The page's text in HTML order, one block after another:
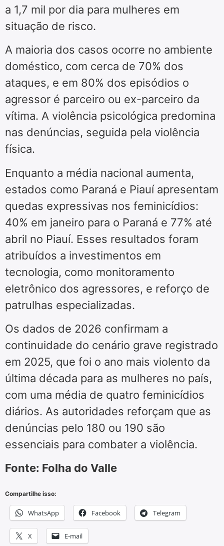
a 1,7 mil por dia para mulheres em
situação de risco.
A maioria dos casos ocorre no ambiente
doméstico, com cerca de 70% dos
ataques, e em 80% dos episódios o
agressor é parceiro ou ex-parceiro da
vítima. A violência psicológica predomina
nas denúncias, seguida pela violência
física.
Enquanto a média nacional aumenta,
estados como Paraná e Piauí apresentam
quedas expressivas nos feminicídios:
40% em janeiro para o Paraná e 77% até
abril no Piauí. Esses resultados foram
atribuídos a investimentos em
tecnologia, como monitoramento
eletrônico dos agressores, e reforço de
patrulhas especializadas.
Os dados de 2026 confirmam a
continuidade do cenário grave registrado
em 2025, que foi o ano mais violento da
última década para as mulheres no país,
com uma média de quatro feminicídios
diários. As autoridades reforçam que as
denúncias pelo 180 ou 190 são
essenciais para combater a violência.
Fonte: Folha do Valle
Compartilhe isso:
WhatsApp Facebook Telegram
X E-mail